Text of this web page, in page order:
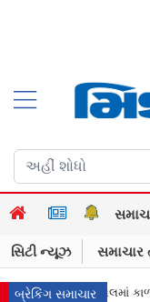
સિટી ન્યૂઝ સમાચાર
બ્રેકિંગ સમાચાર
એકનો જીવ ગયો